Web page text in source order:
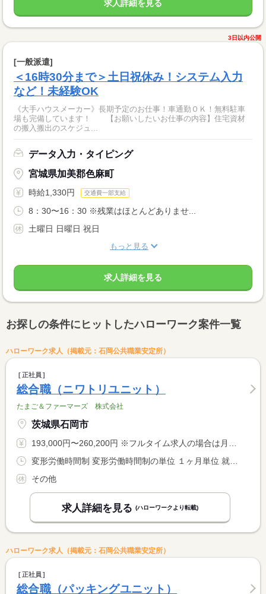
求人詳細を見る
3日以内公開
[一般派遣]
＜16時30分まで＞土日祝休み！システム入力
など！未経験OK
《大手ハウスメーカー》長期予定のお仕事！車通勤ＯＫ！無料駐車
場も完備しています！ 【お願いしたいお仕事の内容】住宅資材
の搬入搬出のスケジュ...
データ入力・タイピング
宮城県加美郡色麻町
時給1,330円 交通費一部支給
8：30〜16：30 ※残業はほとんどありませ...
土曜日 日曜日 祝日
もっと見る
求人詳細を見る
お探しの条件にヒットしたハローワーク案件一覧
ハローワーク求人（掲載元：石岡公共職業安定所）
正社員
総合職（ニワトリユニット）
たまご＆ファーマーズ 株式会社
茨城県石岡市
193,000円〜260,200円 ※フルタイム求人の場合は月額（換算額）、パート求人の場合は時間額を表示しています。
その他
求人詳細を見る (ハローワークより転載)
ハローワーク求人（掲載元：石岡公共職業安定所）
正社員
総合職（パッキングユニット）